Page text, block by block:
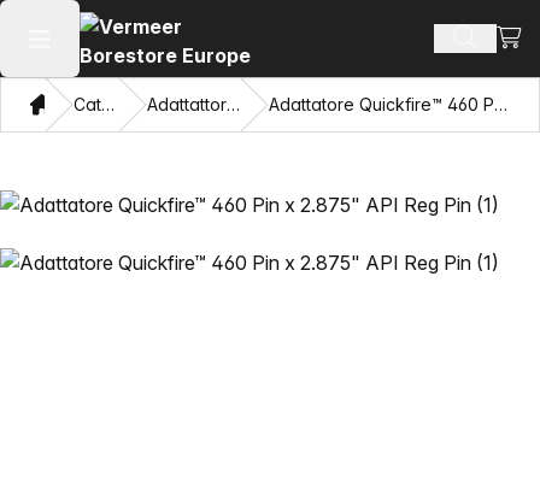
Apri il menu principale Cerca
Home page
Catalogo Adattattori e tiratubi Adattatore Quickfire™ 460 Pin x 2.875" API Reg Pin